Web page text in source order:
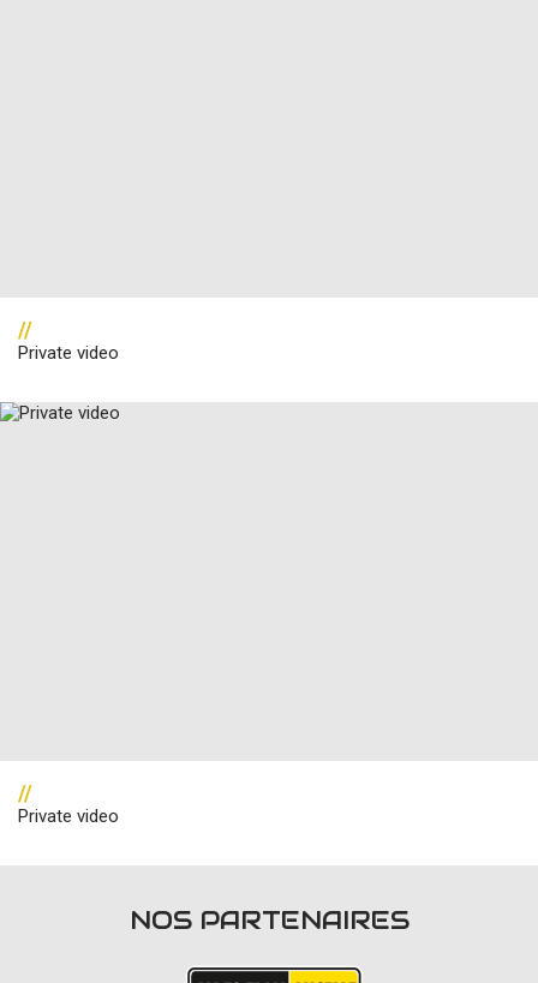
//
Private video
//
Private video
NOS PARTENAIRES